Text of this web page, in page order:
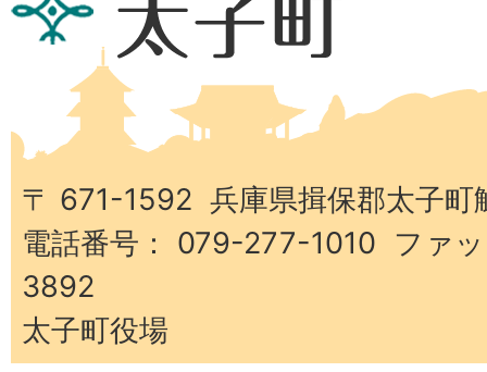
庫
子
町
〒 671-1592 兵庫県揖保郡太子町
電話番号： 079-277-1010 ファ
3892
太子町役場